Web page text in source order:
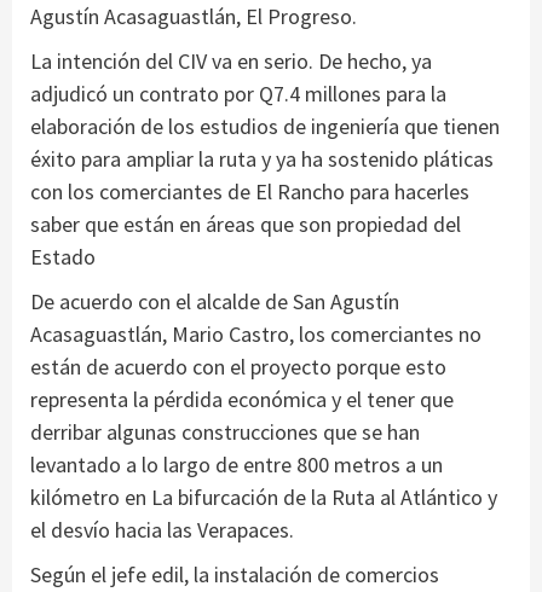
Agustín Acasaguastlán, El Progreso.
La intención del CIV va en serio. De hecho, ya
adjudicó un contrato por Q7.4 millones para la
elaboración de los estudios de ingeniería que tienen
éxito para ampliar la ruta y ya ha sostenido pláticas
con los comerciantes de El Rancho para hacerles
saber que están en áreas que son propiedad del
Estado
De acuerdo con el alcalde de San Agustín
Acasaguastlán, Mario Castro, los comerciantes no
están de acuerdo con el proyecto porque esto
representa la pérdida económica y el tener que
derribar algunas construcciones que se han
levantado a lo largo de entre 800 metros a un
kilómetro en La bifurcación de la Ruta al Atlántico y
el desvío hacia las Verapaces.
Según el jefe edil, la instalación de comercios